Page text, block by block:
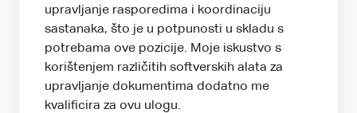
upravljanje rasporedima i koordinaciju
sastanaka, što je u potpunosti u skladu s
potrebama ove pozicije. Moje iskustvo s
korištenjem različitih softverskih alata za
upravljanje dokumentima dodatno me
kvalificira za ovu ulogu.